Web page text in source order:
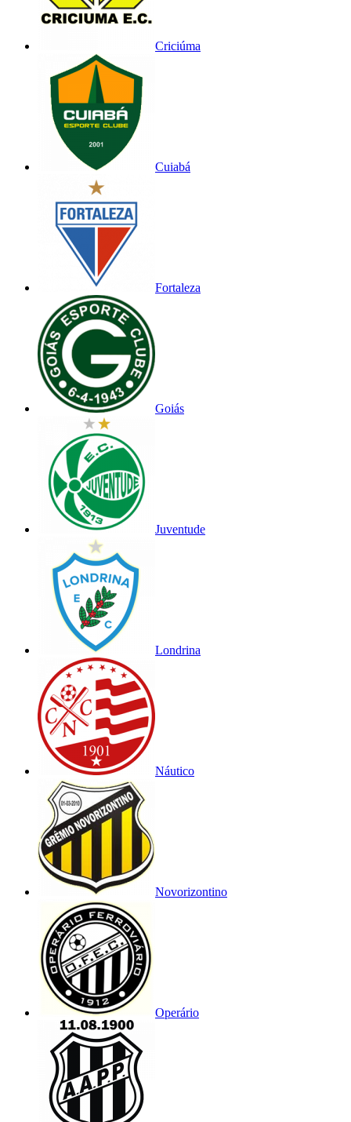
Criciúma
Cuiabá
Fortaleza
Goiás
Juventude
Londrina
Náutico
Novorizontino
Operário